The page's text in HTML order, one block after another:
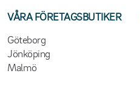
VÅRA FÖRETAGSBUTIKER
Göteborg
Jönköping
Malmö